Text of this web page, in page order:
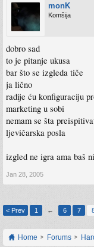
monK
Komšija
dobro sad
to je pitanje ukusa
bar što se izgleda tiče
ja lično
radije ću konfiguraciju
marketing u sobi
nemam se šta
ljevičarska posla
izgled ne igra ama baš
Jan 28, 2005
< Prev
1 ← 6 7
Home Forums